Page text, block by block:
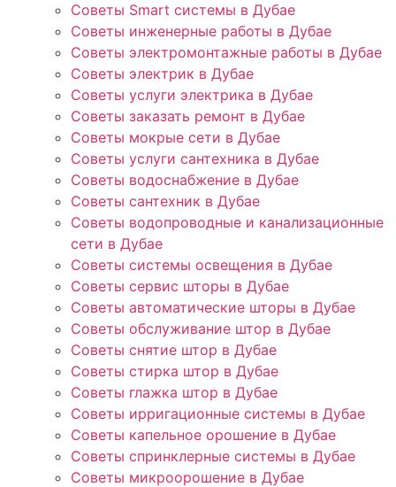
Советы Smart системы в Дубае
Советы инженерные работы в Дубае
Советы электромонтажные работы в Дубае
Советы электрик в Дубае
Советы услуги электрика в Дубае
Советы заказать ремонт в Дубае
Советы мокрые сети в Дубае
Советы услуги сантехника в Дубае
Советы водоснабжение в Дубае
Советы сантехник в Дубае
Советы водопроводные и канализационные
сети в Дубае
Советы системы освещения в Дубае
Советы сервис шторы в Дубае
Советы автоматические шторы в Дубае
Советы обслуживание штор в Дубае
Советы снятие штор в Дубае
Советы стирка штор в Дубае
Советы глажка штор в Дубае
Советы ирригационные системы в Дубае
Советы капельное орошение в Дубае
Советы спринклерные системы в Дубае
Советы микроорошение в Дубае